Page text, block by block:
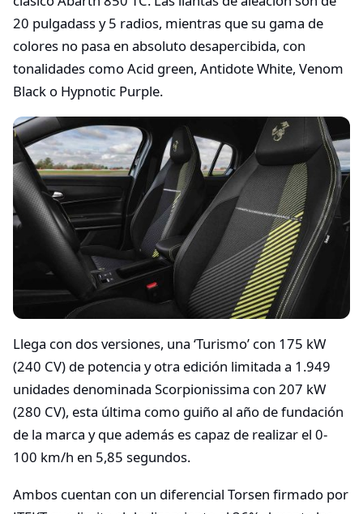
20 pulgadass y 5 radios, mientras que su gama de
colores no pasa en absoluto desapercibida, con
tonalidades como Acid green, Antidote White, Venom
Black o Hypnotic Purple.
Llega con dos versiones, una ‘Turismo’ con 175 kW
(240 CV) de potencia y otra edición limitada a 1.949
unidades denominada Scorpionissima con 207 kW
(280 CV), esta última como guiño al año de fundación
de la marca y que además es capaz de realizar el 0-
100 km/h en 5,85 segundos.
Ambos cuentan con un diferencial Torsen firmado por